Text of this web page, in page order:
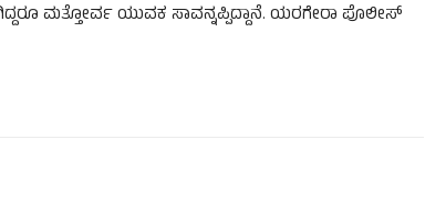
ಮತ್ತೋರ್ವ ಯುವಕ ಸಾವನ್ನಪ್ಪಿದ್ದಾನೆ. ಯರಗೇರಾ ಪೊಲೀಸ್